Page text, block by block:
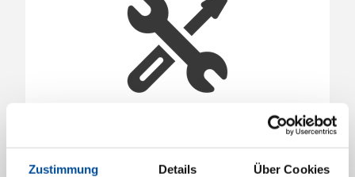
Zustimmung Details Über Cookies
Verkaufsständer leer
1737120/ OX VS 24 L